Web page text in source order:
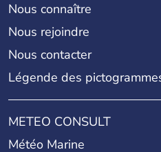
Nous connaître
Nous rejoindre
Nous contacter
Légende des
METEO CONSULT
Météo Marine